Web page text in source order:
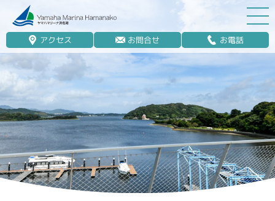
アクセス お問合せ お電話
マリーナ案内
船舶免許
マリンレジャー
マリーナステイ
レンタルボート
ボート販売